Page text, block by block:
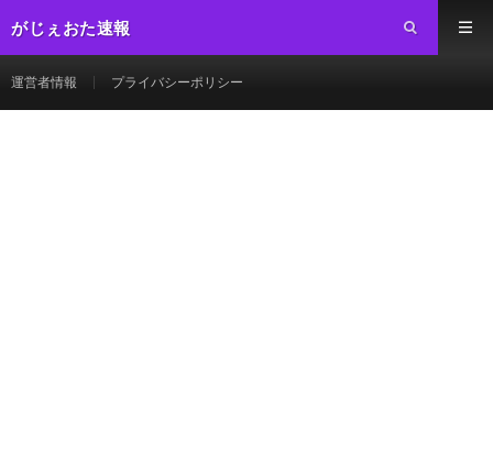
がじぇおた速報
運営者情報 プライバシーポリシー